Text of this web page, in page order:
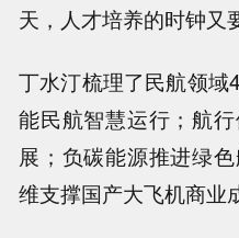
天，人才培养的时钟又
丁水汀梳理了民航领
能民航智慧运行；航
展；负碳能源推进绿
维支撑国产大飞机商业